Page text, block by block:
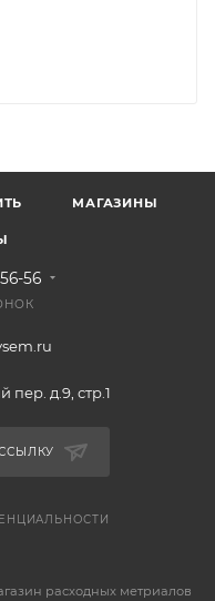
МАГАЗИНЫ
56
пер. д.9, стр.1
расходных метриалов